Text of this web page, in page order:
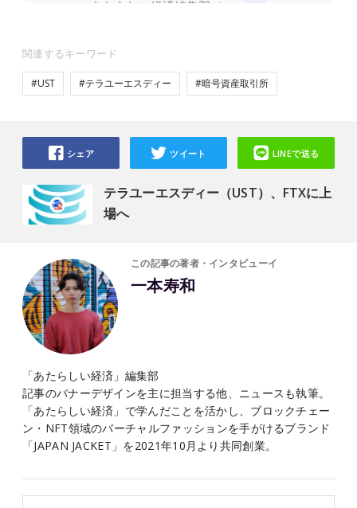
関連するキーワード
#UST #テラユーエスディー #暗号資産取引所
テラユーエスディー（UST）、FTXに上
場へ
シェア ツイート LINEで送る
この記事の著者・インタビューイ
一本寿和
「あたらしい経済」編集部
記事のバナーデザインを主に担当する他、ニュースも執筆。
「あたらしい経済」で学んだことを活かし、ブロックチェー
ン・NFT領域のバーチャルファッションを手がけるブランド
「JAPAN JACKET」を2021年10月より共同創業。